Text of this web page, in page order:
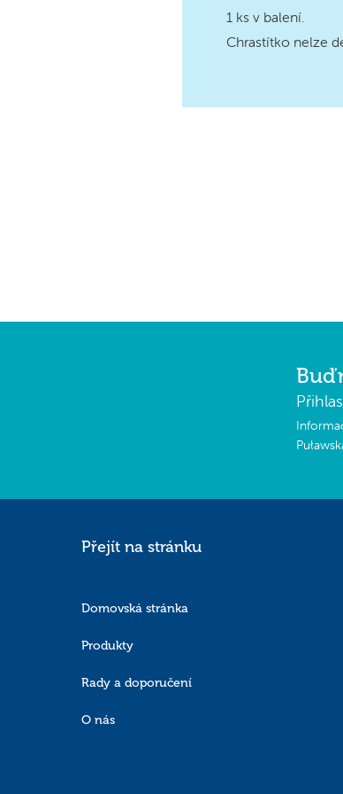
1 ks v balení.
Chrastítko nelze
Canpol
Vaše
Jak
Přejít na stránku
Domovská stránka
Produkty
Rady a doporučení
O nás